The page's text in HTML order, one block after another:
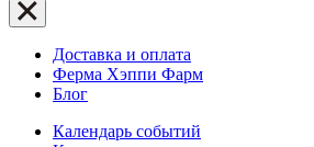
Доставка и оплата
Ферма Хэппи Фарм
Блог
Календарь событий